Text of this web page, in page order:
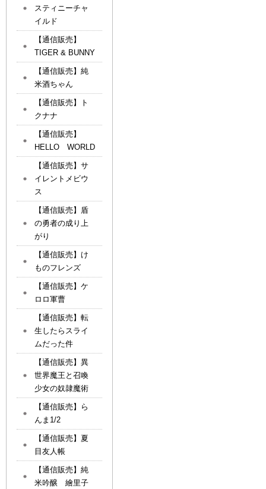
スティニーチャ
イルド
【通信販売】
TIGER & BUNNY
【通信販売】純
米酒ちゃん
【通信販売】ト
クナナ
【通信販売】
HELLO WORLD
【通信販売】サ
イレントメビウ
ス
【通信販売】盾
の勇者の成り上
がり
【通信販売】け
ものフレンズ
【通信販売】ケ
ロロ軍曹
【通信販売】転
生したらスライ
ムだった件
【通信販売】異
世界魔王と召喚
少女の奴隷魔術
【通信販売】ら
んま1/2
【通信販売】夏
目友人帳
【通信販売】純
米吟醸 繪里子